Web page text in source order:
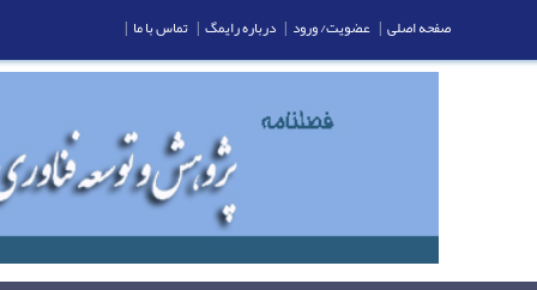
صفحه اصلی | عضویت/ ورود | درباره رایمگ | تماس با ما |